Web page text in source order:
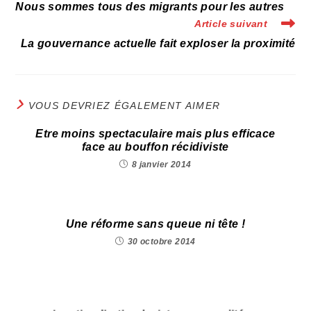
Nous sommes tous des migrants pour les autres
Article suivant
La gouvernance actuelle fait exploser la proximité
VOUS DEVRIEZ ÉGALEMENT AIMER
Etre moins spectaculaire mais plus efficace
face au bouffon récidiviste
8 janvier 2014
Une réforme sans queue ni tête !
30 octobre 2014